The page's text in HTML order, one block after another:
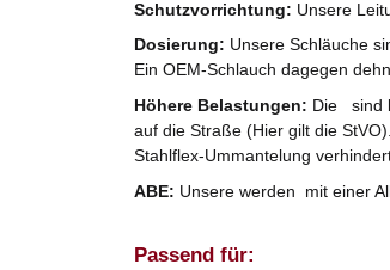
Schutzvorrichtung: Unsere
Dosierung: Unsere Schläuche
Ein OEM-Schlauch dagegen
Höhere Belastungen: Die sind
auf die Straße (Hier gilt die
Stahlflex-Ummantelung
ABE: Unsere werden mit einer
Passend für: